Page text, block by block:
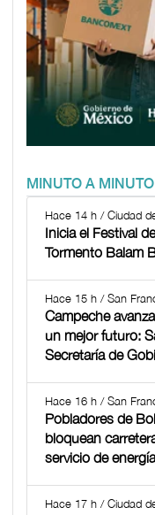
MINUTO A MINUTO
Hace 14 h / Ciudad
Inicia el Festival
Tormento Balam
Hace 15 h / San
Campeche
un mejor futuro:
Secretaría de
Hace 16 h / San
Pobladores de
bloquean
servicio de
Hace 17 h / Ciudad